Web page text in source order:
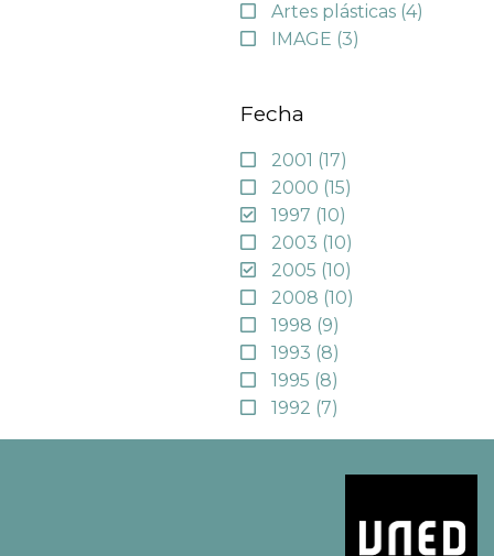
Artes plásticas (4)
IMAGE (3)
Fecha
2001 (17)
2000 (15)
1997 (10)
2003 (10)
2005 (10)
2008 (10)
1998 (9)
1993 (8)
1995 (8)
1992 (7)